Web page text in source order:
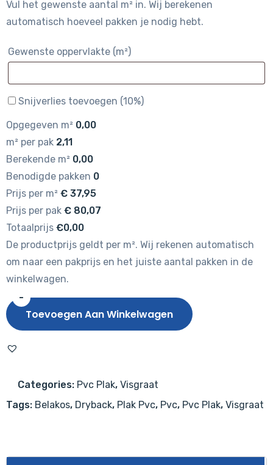
Vul het gewenste aantal m² in. Wij berekenen
automatisch hoeveel pakken je nodig hebt.
Gewenste oppervlakte (m²)
Snijverlies toevoegen (10%)
Opgegeven m² 0,00
m² per pak 2,11
Berekende m² 0,00
Benodigde pakken 0
Prijs per m² € 37,95
Prijs per pak € 80,07
Totaalprijs €0,00
De productprijs geldt per m². Wij rekenen automatisch
om naar een pakprijs en het juiste aantal pakken in de
winkelwagen.
-
Belakos
Monastro
XL
Dryback
PVC
Toevoegen Aan Winkelwagen
Categories: Pvc Plak, Visgraat
Tags: Belakos, Dryback, Plak Pvc, Pvc, Pvc Plak, Visgraat